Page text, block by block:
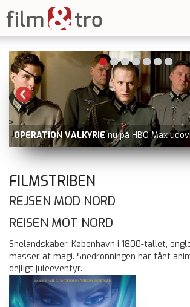
SPIDER-MAN: BRAND NEW DAY+ i
FILMSTRIBEN
REJSEN MOD NORD
REISEN MOT NORD
Snelandskaber, København i 1800-tallet,
masser af magi. Snedronningen har fået
dejligt juleeventyr.